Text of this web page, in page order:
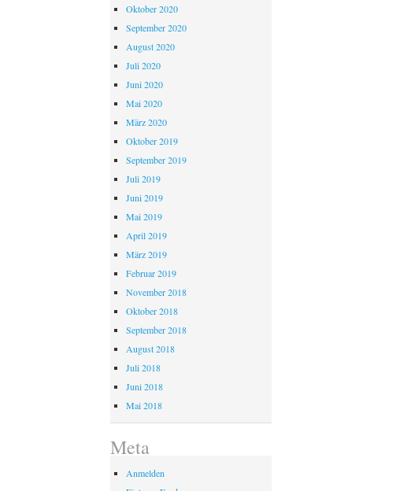
Oktober 2020
September 2020
August 2020
Juli 2020
Juni 2020
Mai 2020
März 2020
Oktober 2019
September 2019
Juli 2019
Juni 2019
Mai 2019
April 2019
März 2019
Februar 2019
November 2018
Oktober 2018
September 2018
August 2018
Juli 2018
Juni 2018
Mai 2018
Meta
Anmelden